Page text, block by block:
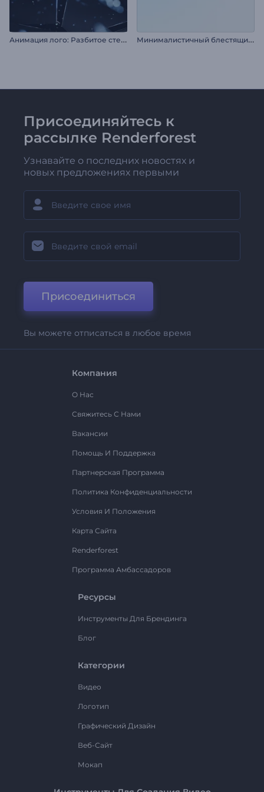
А
нимация лого: Разбитое стекло М
инималистичный блестящий логотип
Присоединяйтесь к
рассылке Renderforest
Узнавайте о последних новостях и
новых предложениях первыми
Присоединиться
Вы можете отписаться в любое время
Компания
О Нас
Свяжитесь С Нами
Вакансии
Помощь И Поддержка
Партнерская Программа
Политика Конфиденциальности
Условия И Положения
Карта Сайта
Renderforest
Программа Амбассадоров
Ресурсы
Инструменты Для Брендинга
Блог
Категории
Видео
Логотип
Графический Дизайн
Веб-Сайт
Мокап